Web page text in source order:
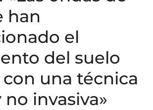
han
el
del suelo
una técnica
no invasiva»